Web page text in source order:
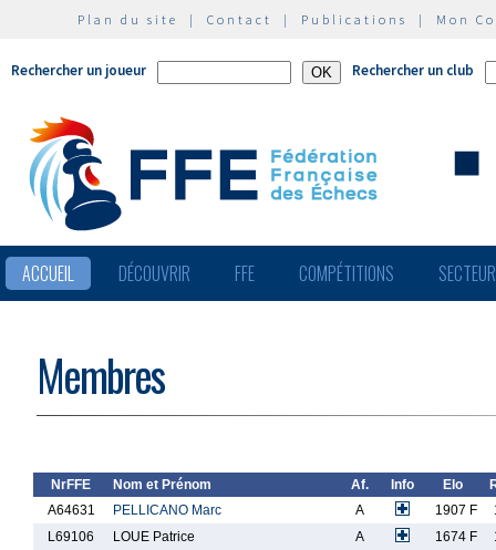
Plan du site | Contact | Publications | Mon
Rechercher un joueur Rechercher un club
ACCUEIL DÉCOUVRIR FFE COMPÉTITIONS
Membres
NrFFE Nom et Prénom Af. Info Elo
A64631
PELLICANO Marc A 1907 F
L69106
LOUE Patrice A 1674 F